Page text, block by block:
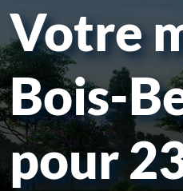
Votre
Bois-
pour